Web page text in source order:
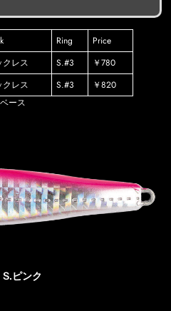
Ring
Price
クレス S.#3
￥780
クレス S.#3
￥820
ース
ピンク